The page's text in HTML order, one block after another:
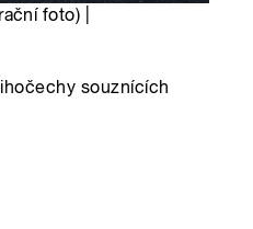
foto) |
souznících